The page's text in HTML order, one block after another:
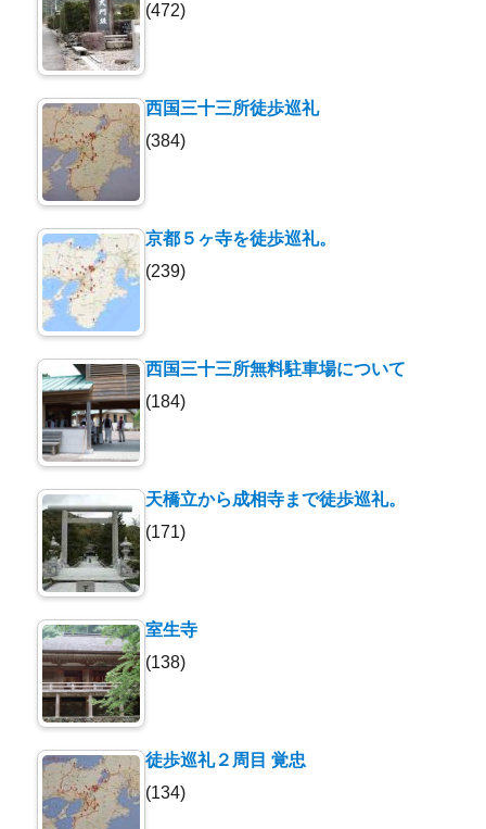
(472)
西国三十三所徒歩巡礼
(384)
京都５ヶ寺を徒歩巡礼。
(239)
西国三十三所無料駐車場について
(184)
天橋立から成相寺まで徒歩巡礼。
(171)
室生寺
(138)
徒歩巡礼２周目 覚忠
(134)